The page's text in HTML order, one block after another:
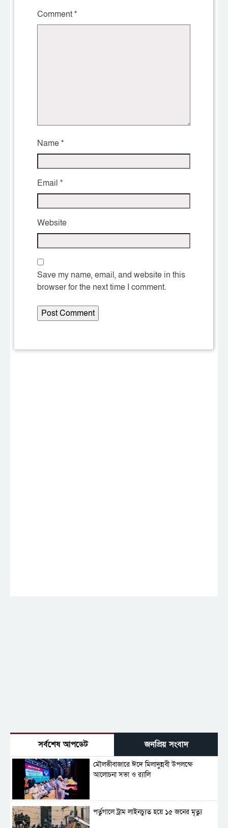
Comment*
Name*
Email *
Website
Save my name, email, and website in this
browser for the next time I comment.
সর্বশেষ আপডেট জনপ্রিয় সংবাদ
মৌলভীবাজারে ঈদে মিলাদুন্নবী উপলক্ষে
আলোচনা সভা ও র‍্যালি
পর্তুগালে ট্রাম লাইনচ্যুত হয়ে ১৫ জনের মৃত্যু